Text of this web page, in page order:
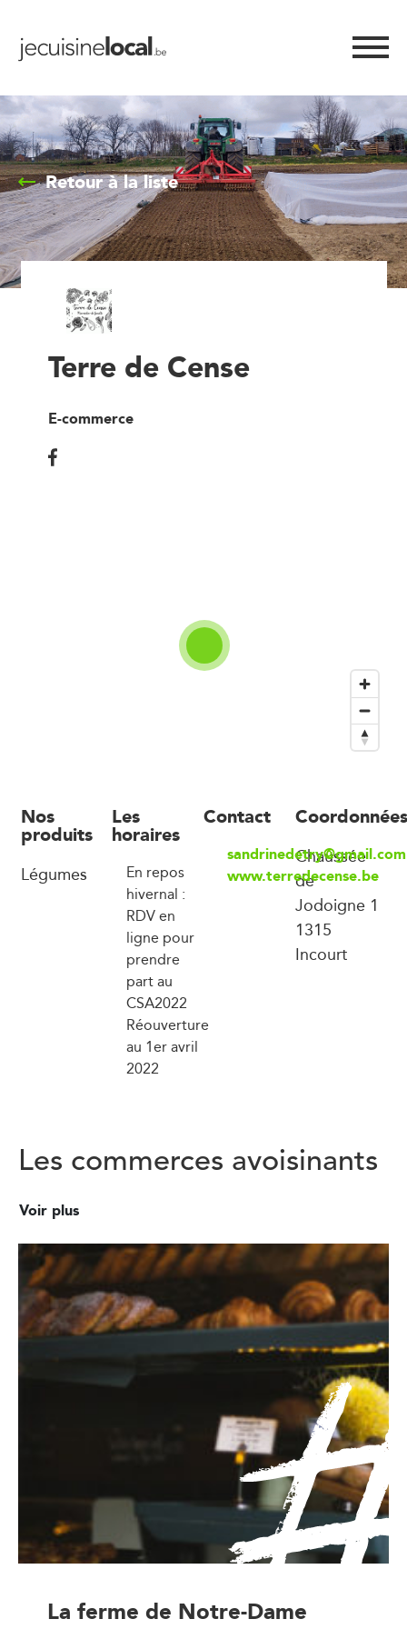
Retour à la liste
Terre de Cense
E-commerce
Nos
produits
Légumes
Les
horaires
En repos
hivernal :
RDV en
ligne pour
prendre
part au
CSA2022
Réouverture
au 1er avril
2022
Contact
sandrinedetry@gmail.com
www.terredecense.be
Coordonnées
Chaussée
de
Jodoigne 1
1315
Incourt
Les commerces avoisinants
Voir plus
La ferme de Notre-Dame